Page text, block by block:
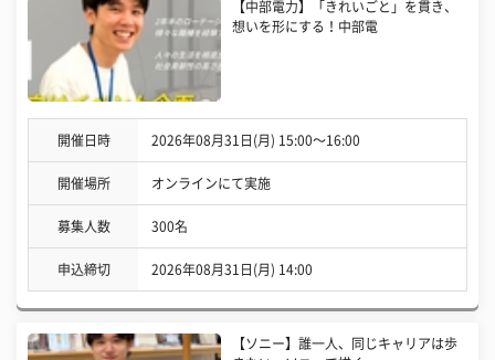
【中部電力】「きれいごと」を貫き、
想いを形にする！中部電
開催日時 2026年08月31日(月) 15:00〜16:00
開催場所 オンラインにて実施
募集人数 300名
申込締切 2026年08月31日(月) 14:00
【ソニー】誰一人、同じキャリアは歩